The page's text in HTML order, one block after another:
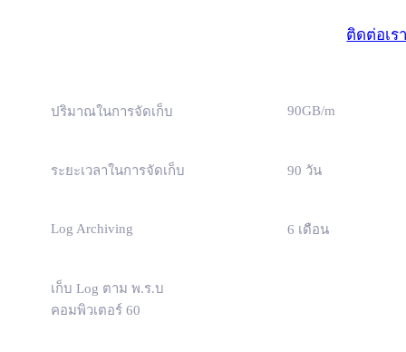
ติดต่อเร
ปริมาณในการจัดเก็บ 90GB/m
ระยะเวลาในการจัดเก็บ 90 วัน
Log Archiving 6 เดือน
เก็บ Log ตาม พ.ร.บ
คอมพิวเตอร์ 60